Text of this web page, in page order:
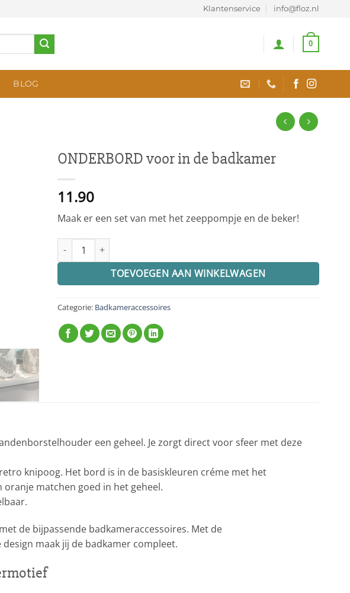
Klantenservice info@floz.nl
0
BLOG
ONDERBORD voor in de badkamer
11.90
Maak er een set van met het zeeppompje en de beker!
ONDERBORD voor in de badkamer aantal
TOEVOEGEN AAN WINKELWAGEN
Categorie: Badkameraccessoires
een geheel. Je zorgt direct voor sfeer met deze
knipoog. Het bord is in de basiskleuren créme met het
matchen goed in het geheel.
de bijpassende badkameraccessoires. Met de
design maak jij de badkamer compleet.